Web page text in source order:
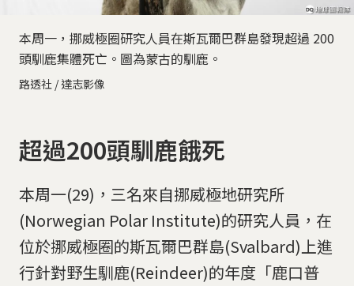
本周一，挪威極圈研究人員在斯瓦爾巴群島發現超過 200
頭馴鹿集體死亡。圖為蒙古的馴鹿。
路透社 / 達志影像
超過200頭馴鹿餓死
本周一(29)，三名來自挪威極地研究所
(Norwegian Polar Institute)的研究人員，在
位於挪威極圈的斯瓦爾巴群島(Svalbard)上進
行針對野生馴鹿(Reindeer)的年度「鹿口普